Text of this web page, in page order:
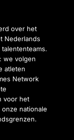
over het
Nederlands
we volgen
atleten
Network
voor het
nationale